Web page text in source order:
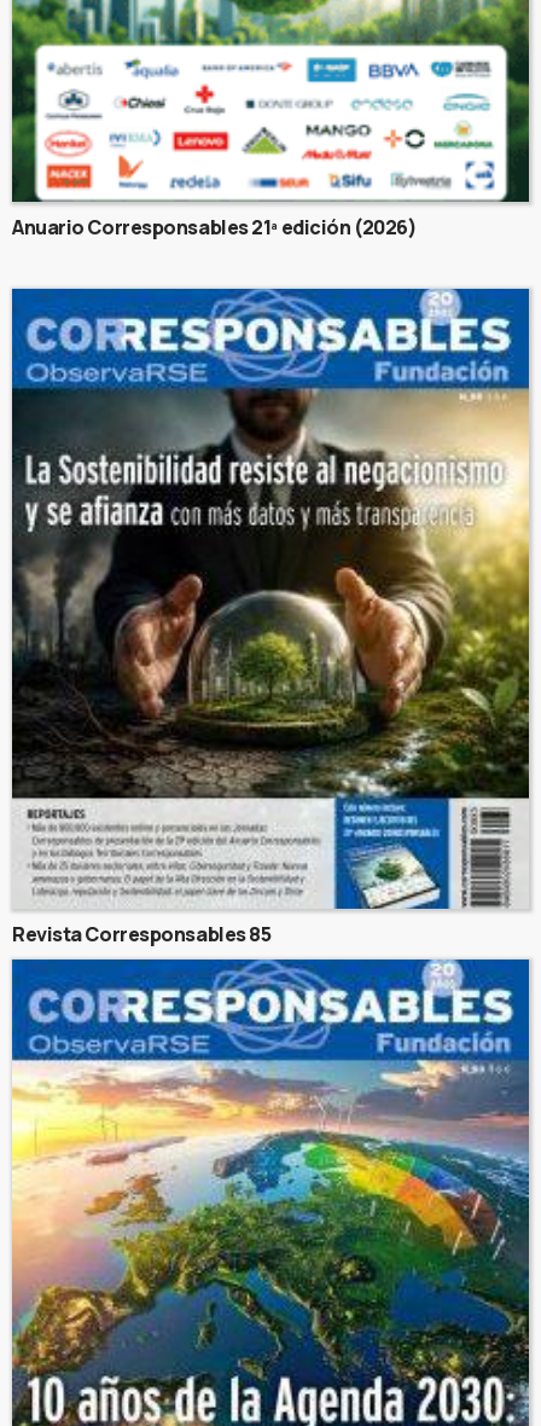
Anuario Corresponsables 21ª edición (2026)
Revista Corresponsables 85